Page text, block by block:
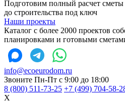
Подготовим полный расчет сметы
до строительства под ключ
Наши проекты
Каталог с более 2000 проектов
планировками и готовыми
info@ecoeurodom.ru
Звоните Пн-Пт с 9:00 до 18:00
8 (800) 511-73-25 +7 (499) 704-58-
X